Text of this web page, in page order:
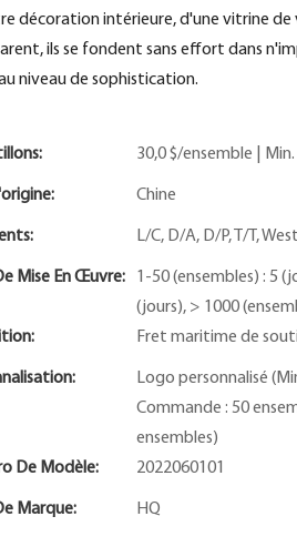
décoration intérieure, d'une vitrine de
ils se fondent sans effort dans
niveau de sophistication.
30,0 $/ensemble |
Chine
L/C, D/A, D/P, T/T,
Mise En Œuvre:
1-50 (ensembles) : 5
(jours), > 1000
Fret maritime de
Logo personnalisé
Commande : 50
ensembles)
De Modèle:
2022060101
Marque: HQ